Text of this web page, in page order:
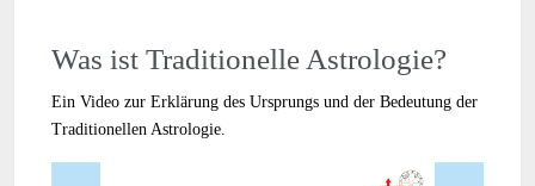
Was ist Traditionelle Astrologie?
Ein Video zur Erklärung des Ursprungs und der Bedeutung der
Traditionellen Astrologie.